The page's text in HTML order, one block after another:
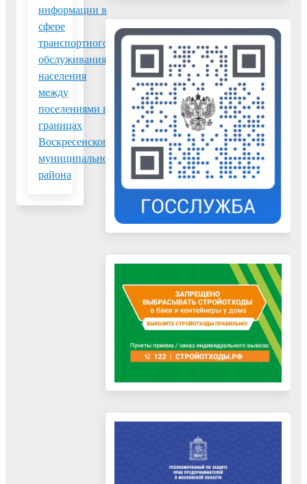
информации в
сфере
транспортного
обслуживания
населения
между
поселениями в
границах
Воскресенского
муниципального
района